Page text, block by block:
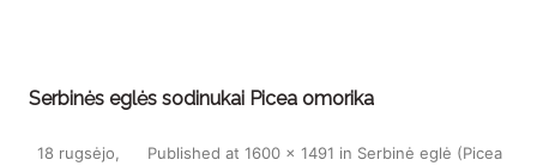
Serbinės eglės sodinukai Picea omorika
Published
18 rugsėjo,
at 1600 × 1491 in Serbinė eglė (Picea